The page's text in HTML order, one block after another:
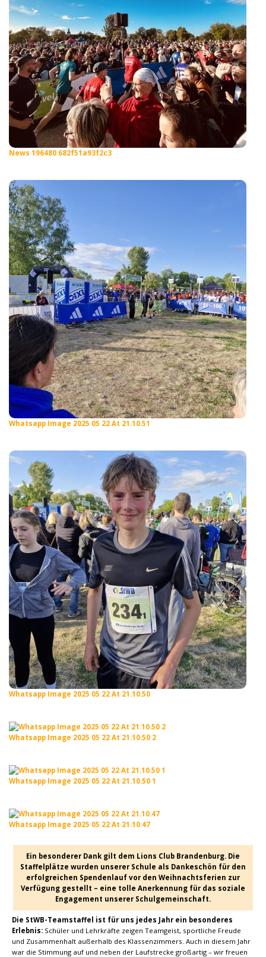
News 196480 682f51a93f2c3
Whatsapp Image 2025 05 22 At 21.10.51
Whatsapp Image 2025 05 22 At 21.10.50
Whatsapp Image 2025 05 22 At 21.10.50 2
Whatsapp Image 2025 05 22 At 21.10.50 1
Whatsapp Image 2025 05 22 At 21.10.47
Ein besonderer Dank gilt dem Lions Club Brandenburg. Die
Staffelplätze wurden unserer Schule als Dankeschön für den
erfolgreichen Spendenlauf vor den Weihnachtsferien zur
Verfügung gestellt – eine tolle Anerkennung für das soziale
Engagement unserer Schulgemeinschaft.
Die StWB-Teamstaffel ist für uns jedes Jahr ein besonderes
Erlebnis: Schüler und Lehrkräfte zeigen Teamgeist, sportliche Freude
und Zusammenhalt außerhalb des Klassenzimmers. Auch in diesem Jahr
war die Stimmung auf und neben der Laufstrecke großartig – wir freuen